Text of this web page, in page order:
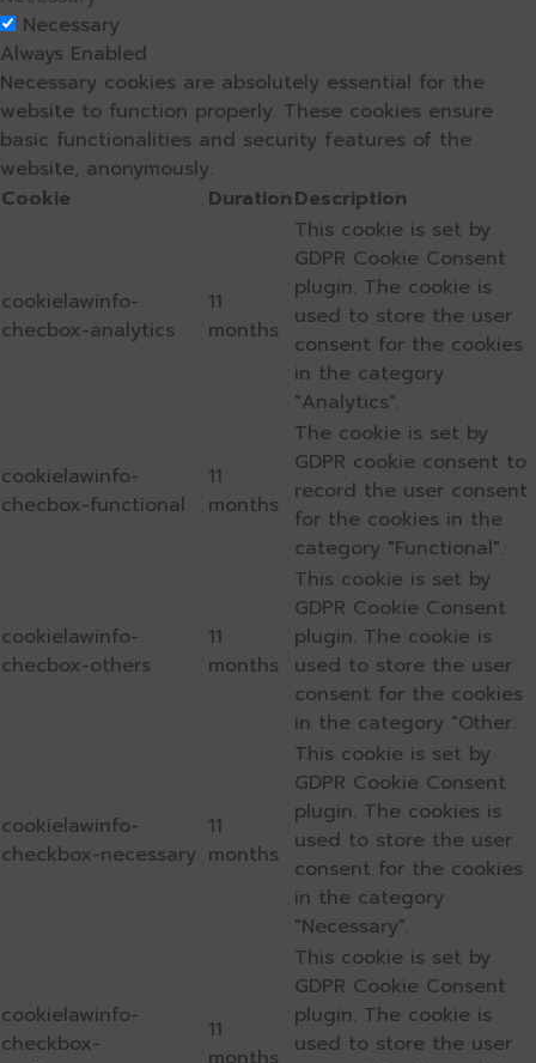
Necessary
Always Enabled
Necessary cookies are absolutely essential for the
website to function properly. These cookies ensure
basic functionalities and security features of the
website, anonymously.
Cookie
DurationDescription
cookielawinfo-
checbox-analytics
11
months
This cookie is set by
GDPR Cookie Consent
plugin. The cookie is
used to store the user
consent for the cookies
in the category
"Analytics".
cookielawinfo-
checbox-functional
11
months
The cookie is set by
GDPR cookie consent to
record the user consent
for the cookies in the
category "Functional".
cookielawinfo-
checbox-others
11
months
This cookie is set by
GDPR Cookie Consent
plugin. The cookie is
used to store the user
consent for the cookies
in the category "Other.
cookielawinfo-
checkbox-necessary
11
months
This cookie is set by
GDPR Cookie Consent
plugin. The cookies is
used to store the user
consent for the cookies
in the category
"Necessary".
cookielawinfo-
checkbox-
11
This cookie is set by
GDPR Cookie Consent
plugin. The cookie is
used to store the user